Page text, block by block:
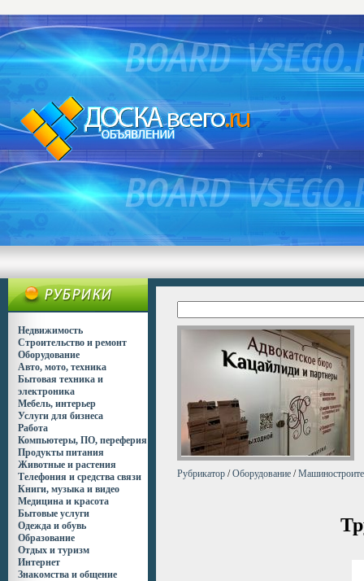
Недвижимость
Строительство и ремонт
Оборудование
Авто, мото, техника
Бытовая техника и
электроника
Мебель, интерьер
Услуги для бизнеса
Работа
Компьютеры, ПО, переферия
Продукты питания
Животные и растения
Телефония и средства связи
Книги, музыка и видео
Медицина и красота
Бытовые услуги
Одежда и обувь
Образование
Отдых и туризм
Интернет
Знакомства и общение
Рубрикатор /Оборудование /